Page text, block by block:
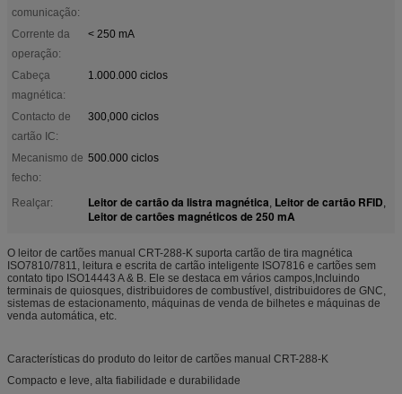
comunicação:
Corrente da
operação:
< 250 mA
Cabeça
magnética:
1.000.000 ciclos
Contacto de
cartão IC:
300,000 ciclos
Mecanismo de
fecho:
500.000 ciclos
Realçar: Leitor de cartão da listra magnética, Leitor de cartão RFID,
Leitor de cartões magnéticos de 250 mA
O leitor de cartões manual CRT-288-K suporta cartão de tira magnética
ISO7810/7811, leitura e escrita de cartão inteligente ISO7816 e cartões sem
contato tipo ISO14443 A & B. Ele se destaca em vários campos,Incluindo
terminais de quiosques, distribuidores de combustível, distribuidores de GNC,
sistemas de estacionamento, máquinas de venda de bilhetes e máquinas de
venda automática, etc.
Características do produto do leitor de cartões manual CRT-288-K
Compacto e leve, alta fiabilidade e durabilidade